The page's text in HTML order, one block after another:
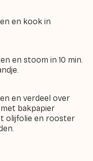
en kook in
en stoom in 10 min.
en verdeel over
bakpapier
olijfolie en rooster